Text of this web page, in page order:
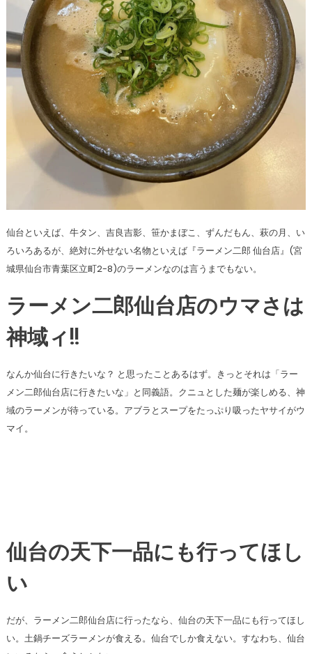
仙台といえば、牛タン、吉良吉影、笹かまぼこ、ずんだもん、萩の月、い
ろいろあるが、絶対に外せない名物といえば『ラーメン二郎 仙台店』(宮
城県仙台市青葉区立町2-8)のラーメンなのは言うまでもない。
ラーメン二郎仙台店のウマさは
神域ィ!!
なんか仙台に行きたいな？ と思ったことあるはず。きっとそれは「ラー
メン二郎仙台店に行きたいな」と同義語。クニュとした麺が楽しめる、神
域のラーメンが待っている。アブラとスープをたっぷり吸ったヤサイがウ
マイ。
仙台の天下一品にも行ってほし
い
だが、ラーメン二郎仙台店に行ったなら、仙台の天下一品にも行ってほし
い。土鍋チーズラーメンが食える。仙台でしか食えない。すなわち、仙台